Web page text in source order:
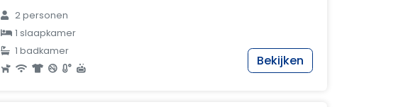
2 personen
1 slaapkamer
1 badkamer
Bekijken